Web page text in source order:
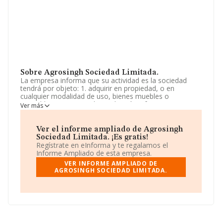
Sobre Agrosingh Sociedad Limitada.
La empresa informa que su actividad es la sociedad
tendrá por objeto: 1. adquirir en propiedad, o en
cualquier modalidad de uso, bienes muebles o
inmuebles, aptos para la producción y fomento agrario.
2. cultivar, producir, conservar, transformar, distribuir,
exteriores, productos provenient. La empresa aparece
inscrita en el Registro Mercantil como Sociedad
Limitada. Su CNAE corresponde a 0161 con código
'Actividades de apoyo a la agricultura'. No realiza
actividad de importación y/o exportación.
La empresaAgrosingh Sociedad Limitada, con CIF
(46950), en el municipio de Xirivella, provincia de
Ver más
Ver el informe ampliado de Agrosingh
Sociedad Limitada. ¡Es gratis!
Regístrate en eInforma y te regalamos el
Informe Ampliado de esta empresa.
VER INFORME AMPLIADO DE
AGROSINGH SOCIEDAD LIMITADA.